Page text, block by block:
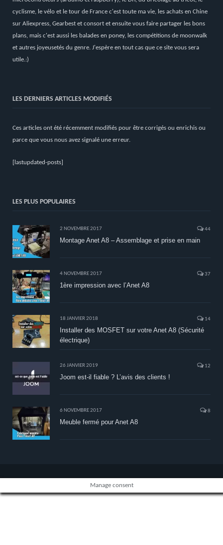
cyclisme, le vélo et le tour de France c'est toute ma vie, les achats en Chine
sur Aliexpress, Gearbest et consort et ensuite vous faire partager les bons
plans, mais c'est aussi les balades en poney, les compétitions de moonwalk
et autres joyeusetés du genre. J'espère en tout cas que ce site vous sera
utile.:)
LES DERNIERS ARTICLES MODIFIÉS
Ces articles ont été récemment modifiés pour être corrigés ou enrichis ou
parce que vous nous avez signalé une erreur.
[lastupdated-posts]
LES PLUS POPULAIRES
2 NOVEMBRE 2017 44
Montage Anet A8 – Assemblage et prise en main
4 NOVEMBRE 2017 37
1ère impression avec l’Anet A8
18 JANVIER 2018 14
Installer des MOSFET sur votre Anet A8 (Sécurité
électrique)
26 JANVIER 2019 12
Joom est-il fiable ? L’avis des clients !
6 NOVEMBRE 2017 8
Meuble fermé pour Anet A8
Manage consent